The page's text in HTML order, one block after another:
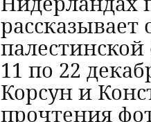
рассказывает
11 по 22
Корсун и
прочтения